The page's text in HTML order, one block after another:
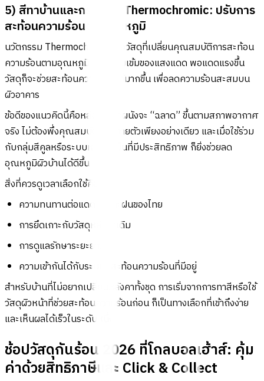
5) สีทาบ้านและกระเบื้อง Thermochromic: ปรับการ
สะท้อนความร้อนตามอุณหภูมิ
นวัตกรรม Thermochromic คือวัสดุที่เปลี่ยนคุณสมบัติการสะท้อน
ความร้อนตามอุณหภูมิหรือความเข้มของแสงแดด พอแดดแรงขึ้น
วัสดุก็จะช่วยสะท้อนความร้อนได้มากขึ้น เพื่อลดความร้อนสะสมบน
ผิวอาคาร
ข้อดีของแนวคิดนี้คือหลังคาหรือผนังจะ “ฉลาด” ขึ้นตามสภาพอากาศ
จริง ไม่ต้องพึ่งคุณสมบัติแบบตายตัวเพียงอย่างเดียว และเมื่อใช้ร่วม
กับกลุ่มสีคูลหรือระบบหลังคาเย็นที่มีประสิทธิภาพ ก็ยิ่งช่วยลด
อุณหภูมิผิวบ้านได้ดีขึ้น
สิ่งที่ควรดูเวลาเลือกใช้คือ
ความทนทานต่อแดดจัดและฝนของไทย
การยึดเกาะกับวัสดุหลังคาเดิม
การดูแลรักษาระยะยาว
ความเข้ากันได้กับระบบสีสะท้อนความร้อนที่มีอยู่
สำหรับบ้านที่ไม่อยากเปลี่ยนหลังคาทั้งชุด การเริ่มจากการทาสีหรือใช้
วัสดุผิวหน้าที่ช่วยสะท้อนความร้อนก่อน ก็เป็นทางเลือกที่เข้าถึงง่าย
และเห็นผลได้เร็วในระดับหนึ่ง
ช้อปวัสดุกันร้อน 2026 ที่โกลบอลเฮ้าส์: คุ้ม
ค่าด้วยสิทธิภาษีและ Click & Collect